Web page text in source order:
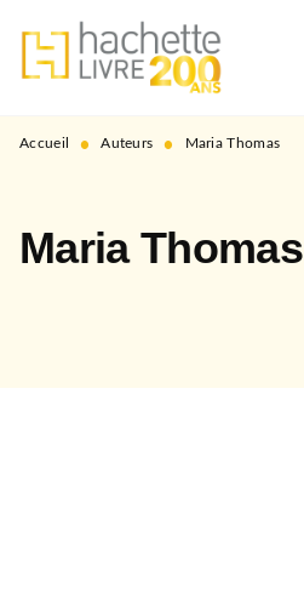
MENU RECHERCHE
PIED DE PAGE
Accueil • Auteurs • Maria Thomas
Maria Thomas